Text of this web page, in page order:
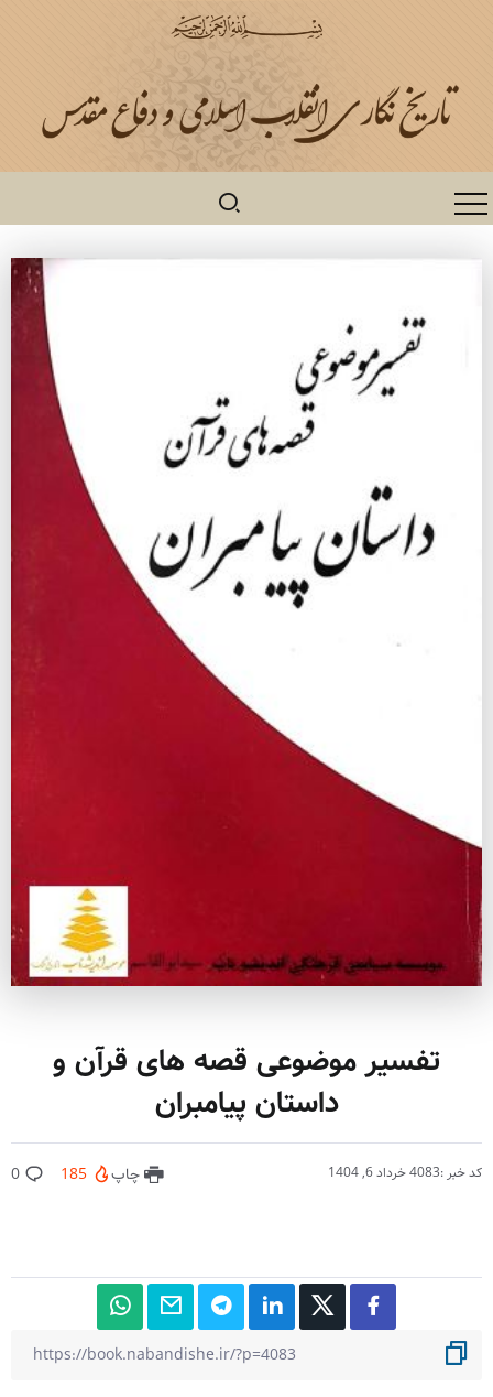
تفسیر موضوعی قصه های قرآن و
داستان پیامبران
کد خبر :4083 خرداد 6, 1404 چاپ 185
0